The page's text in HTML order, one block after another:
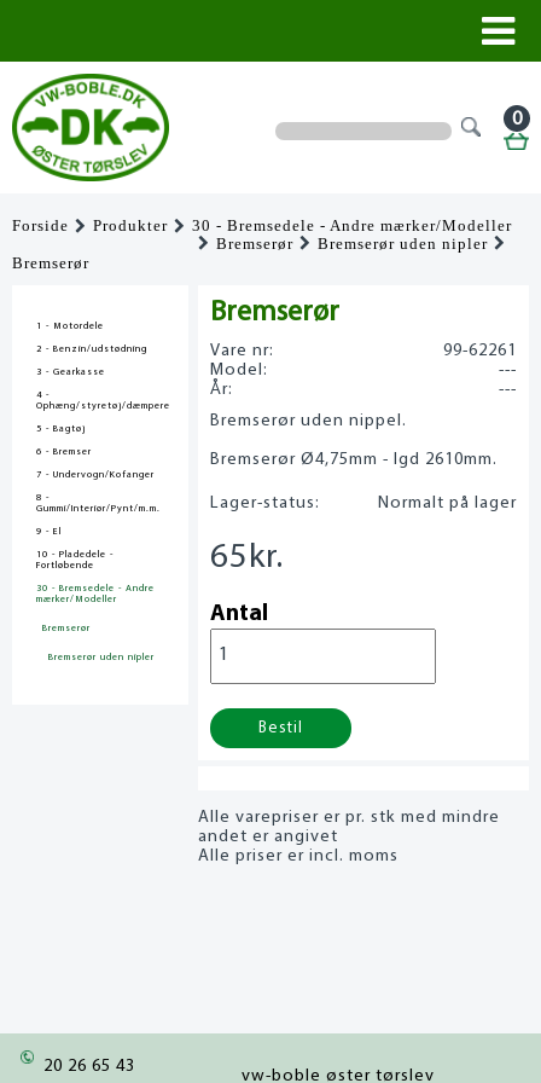
0
Forside Produkter
30 - Bremsedele - Andre mærker/Modeller
Bremserør
Bremserør uden nipler
Bremserør
1 - Motordele
2 - Benzin/udstødning
3 - Gearkasse
4 -
Ophæng/styretøj/dæmpere
5 - Bagtøj
6 - Bremser
7 - Undervogn/Kofanger
8 -
Gummi/Interiør/Pynt/m.m.
9 - El
10 - Pladedele -
Fortløbende
30 - Bremsedele - Andre
mærker/Modeller
Bremserør
Bremserør uden nipler
Bremserør
Vare nr:
99-62261
Model:
---
År:
---
Bremserør uden nippel.
Bremserør Ø4,75mm - lgd 2610mm.
Lager-status: Normalt på lager
65 kr.
Antal
Bestil
Alle varepriser er pr. stk med mindre
andet er angivet
Alle priser er incl. moms
20 26 65 43
vw-boble øster tørslev